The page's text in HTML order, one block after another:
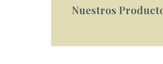
Nuestros